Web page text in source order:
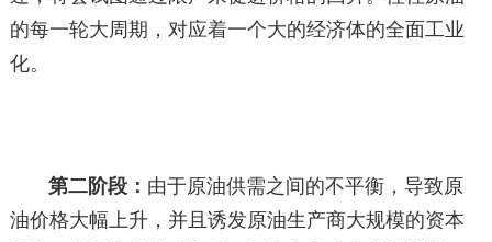
的每一轮大周期，对应着一个大的经济体的全面工业
化。
第二阶段： 由于原油供需之间的不平衡，导致原
油价格大幅上升，并且诱发原油生产商大规模的资本